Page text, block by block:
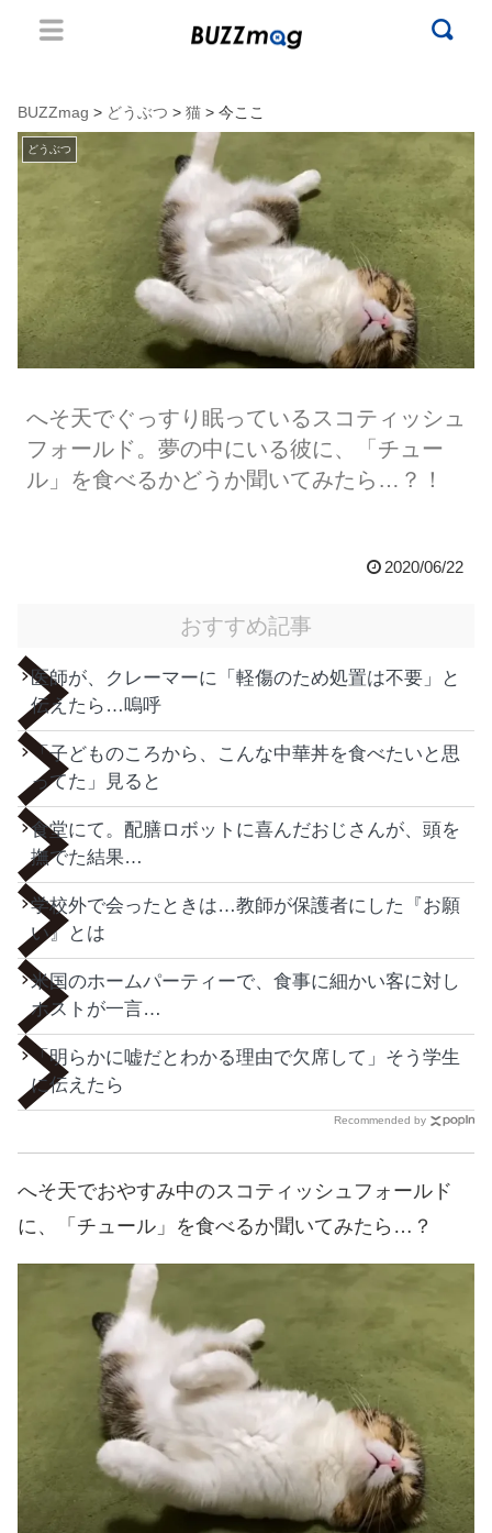
BUZZmag > どうぶつ > 猫 > 今ここ
どうぶつ
へそ天でぐっすり眠っているスコティッシュ
フォールド。夢の中にいる彼に、「チュー
ル」を食べるかどうか聞いてみたら…？！
2020/06/22
おすすめ記事
医師が、クレーマーに「軽傷のため処置は不要」と
伝えたら…嗚呼
「子どものころから、こんな中華丼を食べたいと思
ってた」見ると
食堂にて。配膳ロボットに喜んだおじさんが、頭を
撫でた結果…
学校外で会ったときは…教師が保護者にした『お願
い』とは
米国のホームパーティーで、食事に細かい客に対し
ホストが一言…
「明らかに嘘だとわかる理由で欠席して」そう学生
に伝えたら
Recommended by
へそ天でおやすみ中のスコティッシュフォールド
に、「チュール」を食べるか聞いてみたら…？